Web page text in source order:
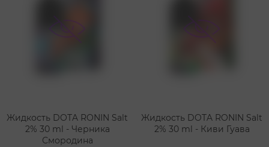
Жидкость DOTA RONIN Salt
2% 30 ml - Черника
Смородина
Жидкость DOTA RONIN Salt
2% 30 ml - Киви Гуава